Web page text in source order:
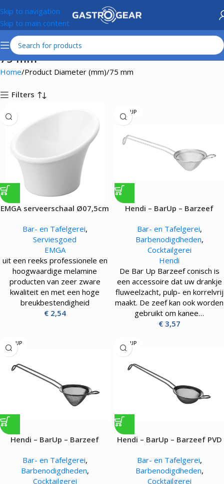
Skip to navigation
Skip to main content
75 mm
Home Product Diameter (mm) 75 mm
Filters
EMGA serveerschaal Ø07,5cm
Bar- en Tafelgerei,
Serviesgoed
EMGA
uit een reeks professionele en
hoogwaardige melamine
producten van zeer zware
kwaliteit en met een hoge
breukbestendigheid
€2,54
BARUP
Hendi – BarUp – Barzeef
Bar- en Tafelgerei,
Barbenodigdheden,
Cocktailgerei
Hendi
De Bar Up Barzeef conisch is
een accessoire dat uw drankje
fluweelzacht, pulp- en korrelvrij
maakt. De zeef kan ook worden
gebruikt om kanee…
€3,57
BARUP
Hendi – BarUp – Barzeef
Bar- en Tafelgerei,
Barbenodigdheden,
Cocktailgerei
BARUP
Hendi – BarUp – Barzeef PVD
Bar- en Tafelgerei,
Barbenodigdheden,
Cocktailgerei